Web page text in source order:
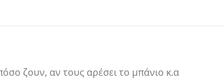
ζουν, αν τους αρέσει το μπάνιο κ.α